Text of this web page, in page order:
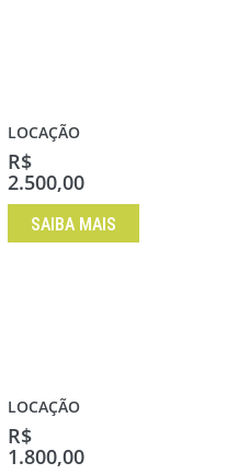
LOCAÇÃO
R$
2.500,00
SAIBA MAIS
LOCAÇÃO
R$
1.800,00